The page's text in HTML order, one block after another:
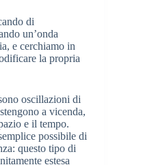
di
un’onda
e cerchiamo in
la propria
oscillazioni di
a vicenda,
e il tempo.
possibile di
questo tipo di
estesa